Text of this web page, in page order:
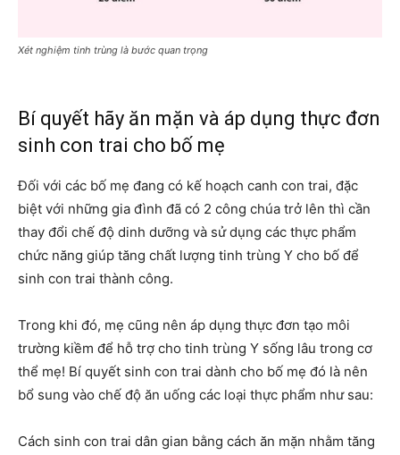
Xét nghiệm tinh trùng là bước quan trọng
Bí quyết hãy ăn mặn và áp dụng thực đơn
sinh con trai cho bố mẹ
Đối với các bố mẹ đang có kế hoạch canh con trai, đặc
biệt với những gia đình đã có 2 công chúa trở lên thì cần
thay đổi chế độ dinh dưỡng và sử dụng các thực phẩm
chức năng giúp tăng chất lượng tinh trùng Y cho bố để
sinh con trai thành công.
Trong khi đó, mẹ cũng nên áp dụng thực đơn tạo môi
trường kiềm để hỗ trợ cho tinh trùng Y sống lâu trong cơ
thể mẹ! Bí quyết sinh con trai dành cho bố mẹ đó là nên
bổ sung vào chế độ ăn uống các loại thực phẩm như sau:
Cách sinh con trai dân gian bằng cách ăn mặn nhằm tăng